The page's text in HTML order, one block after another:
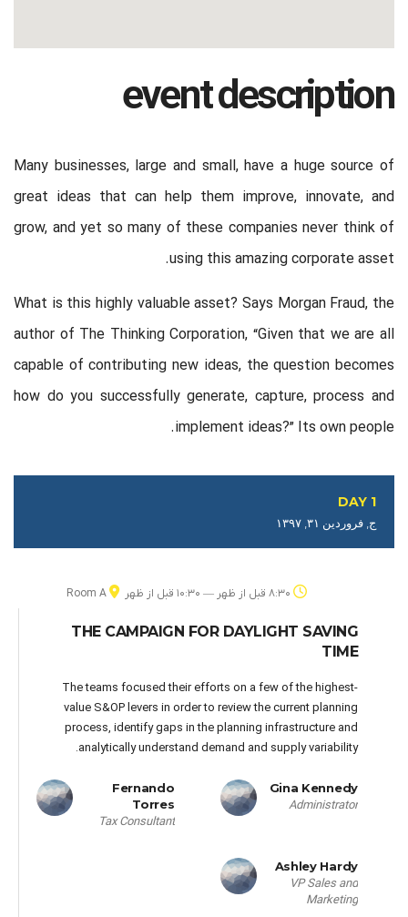
event description
Many businesses, large and small, have a huge source of
great ideas that can help them improve, innovate, and
grow, and yet so many of these companies never think of
using this amazing corporate asset.
What is this highly valuable asset? Says Morgan Fraud, the
author of The Thinking Corporation, “Given that we are all
capable of contributing new ideas, the question becomes
how do you successfully generate, capture, process and
implement ideas?” Its own people.
DAY 1
ج, فروردین ۳۱, ۱۳۹۷
THE CAMPAIGN FOR DAYLIGHT SAVING
TIME
The teams focused their efforts on a few of the highest-
value S&OP levers in order to review the current planning
process, identify gaps in the planning infrastructure and
analytically understand demand and supply variability.
Gina Kennedy
Administrator
Fernando
Torres
Tax Consultant
Ashley Hardy
VP Sales and
Marketing